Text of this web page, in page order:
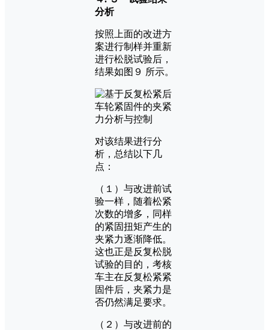
分析
按照上面的改进方
案进行制样并重新
进行松脱试验后，
结果如图９ 所示。
对该结果进行分
析，总结以下几
点：
（１）与改进前试
验一样，随着松紧
次数的增多，同样
的紧固扭矩产生的
夹紧力逐渐降低。
这也正是反复松脱
试验的目的，考核
车主在反复松紧紧
固件后，夹紧力是
否仍然满足要求。
（２）与改进前的